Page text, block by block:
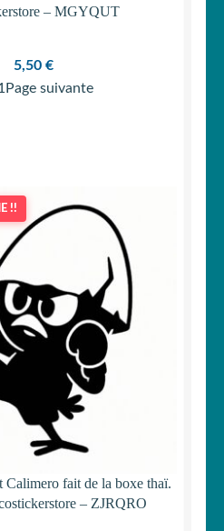
– MGYQUT
5,50 €
Page suivante
!!
Calimero fait de la boxe thaï.
– ZJRQRO